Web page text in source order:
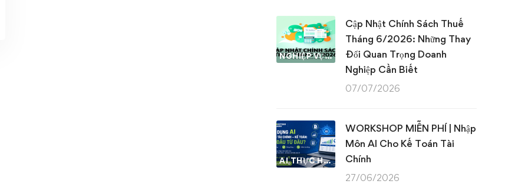
NGHIỆP VỤ KẾ TOÁN & THUẾ
Cập Nhật Chính Sách Thuế
Tháng 6/2026: Những Thay
Đổi Quan Trọng Doanh
Nghiệp Cần Biết
07/07/2026
AI THỰC HÀNH
WORKSHOP MIỄN PHÍ | Nhập
Môn AI Cho Kế Toán Tài
Chính
27/06/2026